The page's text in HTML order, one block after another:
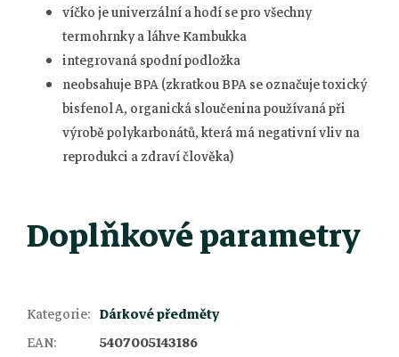
víčko je univerzální a hodí se pro všechny
termohrnky a láhve Kambukka
integrovaná spodní podložka
neobsahuje BPA (zkratkou BPA se označuje toxický
bisfenol A, organická sloučenina používaná při
výrobě polykarbonátů, která má negativní vliv na
reprodukci a zdraví člověka)
Doplňkové parametry
Kategorie: Dárkové předměty
EAN:
5407005143186